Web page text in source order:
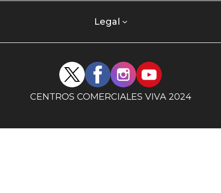
Legal
centroCENTROS COMERCIALES VIVA 2024